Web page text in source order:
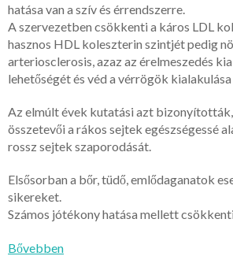
hatása van a szív és érrendszerre.
A szervezetben csökkenti a káros LDL
hasznos HDL koleszterin szintjét pedig
arteriosclerosis, azaz az érelmeszedés
lehetőségét és véd a vérrögök kialakulása
Az elmúlt évek kutatási azt
összetevői a rákos sejtek egészségessé
rossz sejtek szaporodását.
Elsősorban a bőr, tüdő, emlődaganatok
sikereket.
Számos jótékony hatása mellett csökkenti
Bővebben